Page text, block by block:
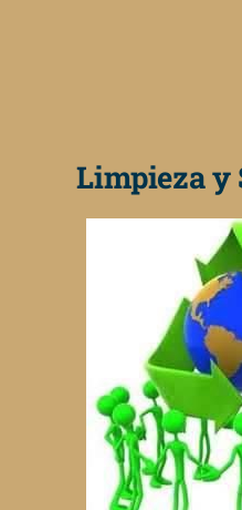
Limpieza y